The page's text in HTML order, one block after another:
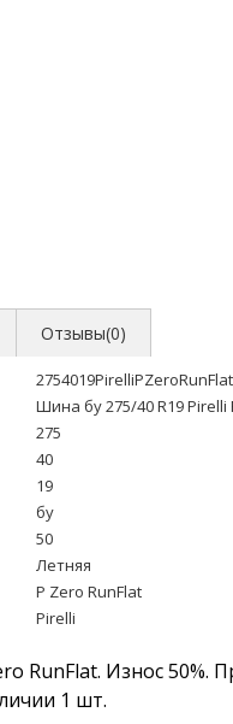
Отзывы(0)
Шина бу 275/40 R19 Pirelli
275
40
19
бу
50
Летняя
P Zero RunFlat
Pirelli
RunFlat. Износ 50%.
1 шт.